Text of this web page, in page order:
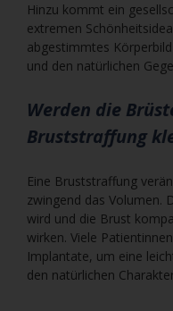
Hinzu kommt ein
extremen
abgestimmtes
und den natürlichen
Werden die
Bruststraffung
Eine Bruststraffung
zwingend das Volumen.
wird und die Brust
wirken. Viele
Implantate, um eine
den natürlichen